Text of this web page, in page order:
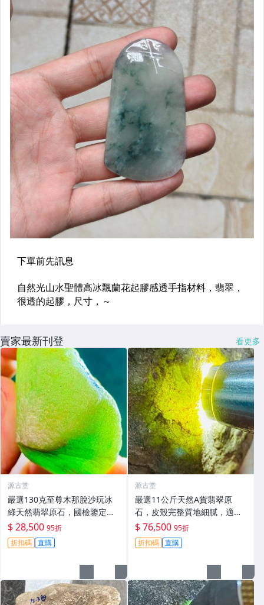
賣家最新刊登 看更多
源古堂
嚴選130克至尊木那脫沙玩冰
綠天然翡翠原石，國檢鑒定真
品保證，收到即可驗貨。支持
國家珠寶玉石質量監督檢驗中
心証書。 木那脫沙 天然翡翠
$ 28,500 95折
折扣碼 直購
源古堂
嚴選11公斤天然A貨翡翠原
石，皮殼完整質地細膩，適合
作為雕刻手鐲材料，冰膠感與
熒光俱佳。全新未開料精品，
適合收藏愛好者。 天然翡翠、
$ 76,500 95折
折扣碼 直購